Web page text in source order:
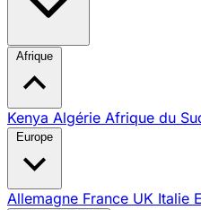
Afrique
Kenya Algérie Afrique du
Europe
Allemagne France UK Italie